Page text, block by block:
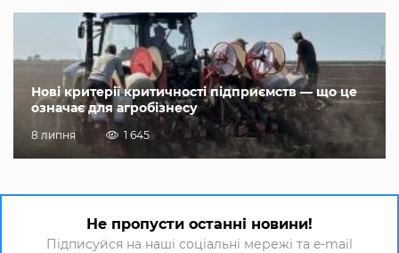
Нові критерії критичності підприємств — що це
означає для агробізнесу
8 липня 1 645
Не пропусти останні новини!
Підписуйся на наші соціальні мережі та e-mail